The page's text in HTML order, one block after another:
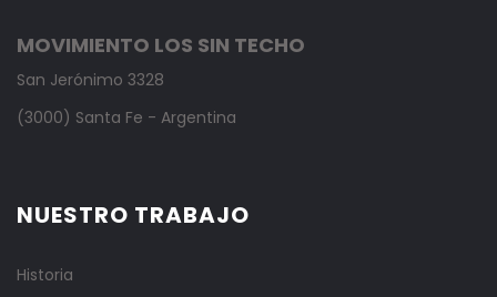
MOVIMIENTO LOS SIN TECHO
San Jerónimo 3328
(3000) Santa Fe - Argentina
NUESTRO TRABAJO
Historia